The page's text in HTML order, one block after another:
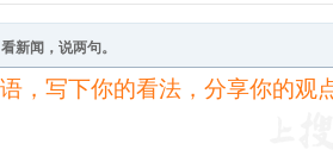
新闻，说两句。